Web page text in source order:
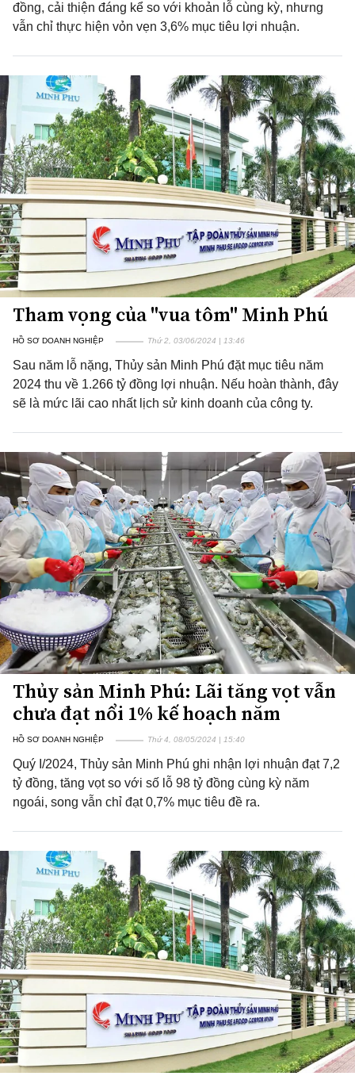
đồng, cải thiện đáng kể so với khoản lỗ cùng kỳ, nhưng
vẫn chỉ thực hiện vỏn vẹn 3,6% mục tiêu lợi nhuận.
Tham vọng của "vua tôm" Minh Phú
HỒ SƠ DOANH NGHIỆP Thứ 2, 03/06/2024 | 13:46
Sau năm lỗ nặng, Thủy sản Minh Phú đặt mục tiêu năm
2024 thu về 1.266 tỷ đồng lợi nhuận. Nếu hoàn thành, đây
sẽ là mức lãi cao nhất lịch sử kinh doanh của công ty.
Thủy sản Minh Phú: Lãi tăng vọt vẫn
chưa đạt nổi 1% kế hoạch năm
HỒ SƠ DOANH NGHIỆP Thứ 4, 08/05/2024 | 15:40
Quý I/2024, Thủy sản Minh Phú ghi nhận lợi nhuận đạt 7,2
tỷ đồng, tăng vọt so với số lỗ 98 tỷ đồng cùng kỳ năm
ngoái, song vẫn chỉ đạt 0,7% mục tiêu đề ra.